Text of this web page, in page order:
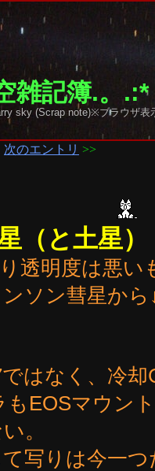
雑記簿.。
sky (Scrap note)※ブラウザ
次のエントリ >>
（と土星）
透明度は悪
ソン彗星から
はなく、冷
EOSマウン
。
写りは今一